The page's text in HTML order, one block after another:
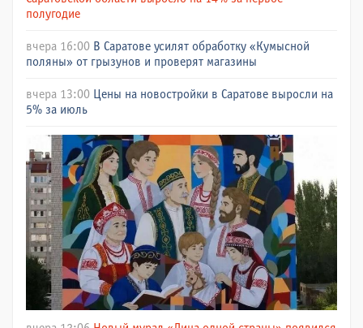
полугодие
вчера 16:00 В Саратове усилят обработку «Кумысной
поляны» от грызунов и проверят магазины
вчера 13:00 Цены на новостройки в Саратове выросли на
5% за июль